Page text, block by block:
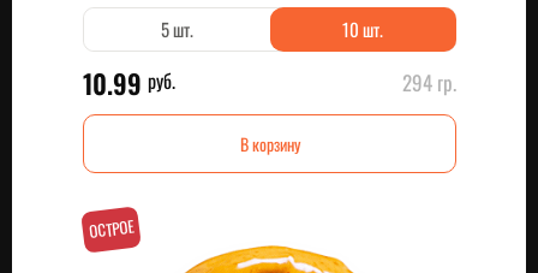
5 шт.
10 шт.
10.99 руб. 294 гр.
В корзину
ОСТРОЕ